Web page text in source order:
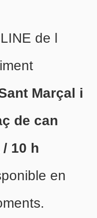
de l
Marçal i
de can
10 h
en